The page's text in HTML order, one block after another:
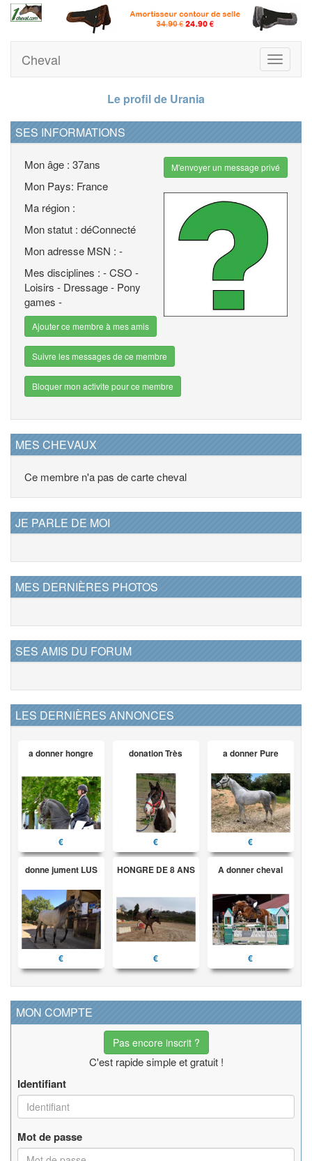
Toggle
Cheval
Le profil de Urania
SES INFORMATIONS
Mon âge : 37ans
Mon Pays: France
Ma région :
Mon statut : déConnecté
Mon adresse MSN : -
Mes disciplines : - CSO -
Loisirs - Dressage - Pony
games -
Ajouter ce membre à mes amis
Suivre les messages de ce membre
Bloquer mon activite pour ce membre
M'envoyer un message privé
MES CHEVAUX
Ce membre n'a pas de carte cheval
JE PARLE DE MOI
MES DERNIÈRES PHOTOS
SES AMIS DU FORUM
LES DERNIÈRES ANNONCES
a donner hongre
€
donation Très
€
a donner Pure
€
donne jument LUS
€
HONGRE DE 8 ANS
€
A donner cheval
€
MON COMPTE
Pas encore inscrit ?
C'est rapide simple et gratuit !
Identifiant
Mot de passe